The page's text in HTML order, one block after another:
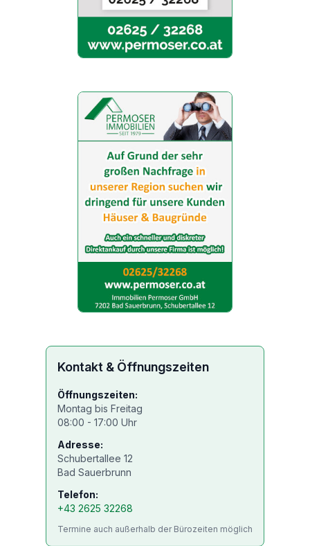
Kontakt & Öffnungszeiten
Öffnungszeiten:
Montag bis Freitag
08:00 - 17:00 Uhr
Adresse:
Schubertallee 12
Bad Sauerbrunn
Telefon:
+43 2625 32268
Termine auch außerhalb der Bürozeiten möglich